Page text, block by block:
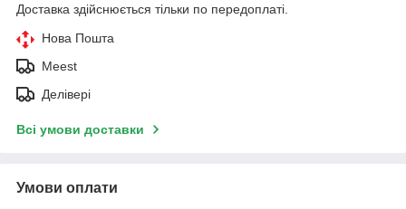
Доставка здійснюється тільки по передоплаті.
Нова Пошта
Meest
Делівері
Всі умови доставки
Умови оплати